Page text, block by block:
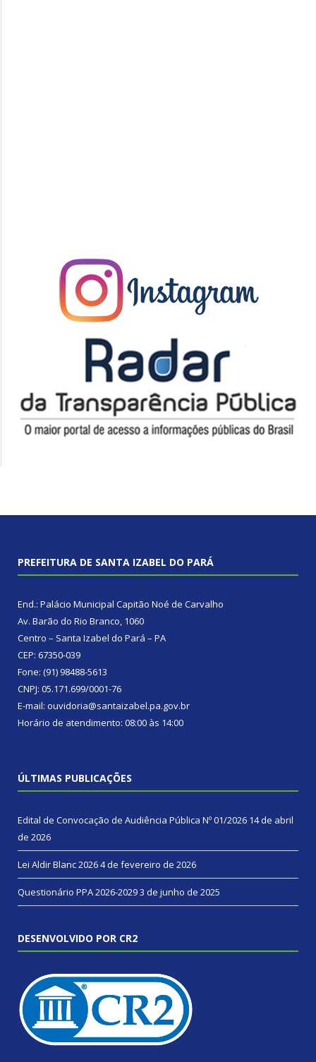
PREFEITURA DE SANTA IZABEL DO PARÁ
End.: Palácio Municipal Capitão Noé de Carvalho
Av. Barão do Rio Branco, 1060
Centro – Santa Izabel do Pará – PA
CEP: 67350-039
Fone: (91) 98488-5613
CNPJ: 05.171.699/0001-76
E-mail: ouvidoria@santaizabel.pa.gov.br
Horário de atendimento: 08:00 às 14:00
ÚLTIMAS PUBLICAÇÕES
Edital de Convocação de Audiência Pública Nº 01/2026 14 de abril
de 2026
Lei Aldir Blanc 20264 de fevereiro de 2026
Questionário PPA 2026-20293 de junho de 2025
DESENVOLVIDO POR CR2